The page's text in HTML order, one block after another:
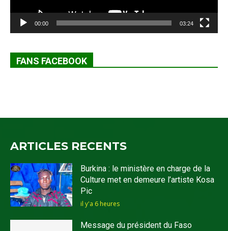
00:00 03:24
FANS FACEBOOK
ARTICLES RECENTS
Burkina : le ministère en charge de la
Culture met en demeure l’artiste Kosa
Pic
il y'a 6 heures
Message du président du Faso